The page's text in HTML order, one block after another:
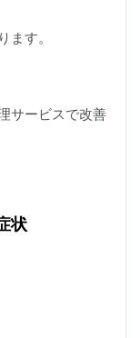
ます。
サービスで改善
状